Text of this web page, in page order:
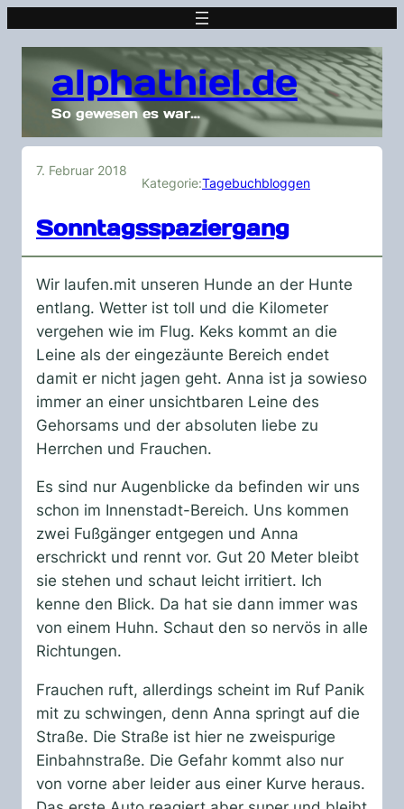
alphathiel.de
So gewesen es war…
7. Februar 2018
Kategorie:Tagebuchbloggen
Sonntagsspaziergang
Wir laufen.mit unseren Hunde an der Hunte
entlang. Wetter ist toll und die Kilometer
vergehen wie im Flug. Keks kommt an die
Leine als der eingezäunte Bereich endet
damit er nicht jagen geht. Anna ist ja sowieso
immer an einer unsichtbaren Leine des
Gehorsams und der absoluten liebe zu
Herrchen und Frauchen.
Es sind nur Augenblicke da befinden wir uns
schon im Innenstadt-Bereich. Uns kommen
zwei Fußgänger entgegen und Anna
erschrickt und rennt vor. Gut 20 Meter bleibt
sie stehen und schaut leicht irritiert. Ich
kenne den Blick. Da hat sie dann immer was
von einem Huhn. Schaut den so nervös in alle
Richtungen.
Frauchen ruft, allerdings scheint im Ruf Panik
mit zu schwingen, denn Anna springt auf die
Straße. Die Straße ist hier ne zweispurige
Einbahnstraße. Die Gefahr kommt also nur
von vorne aber leider aus einer Kurve heraus.